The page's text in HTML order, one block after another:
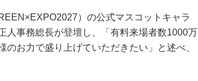
）の公式マスコットキャラ
人事務総長が登壇し、「有料来場者数1000万
お力で盛り上げていただきたい」と述べ、